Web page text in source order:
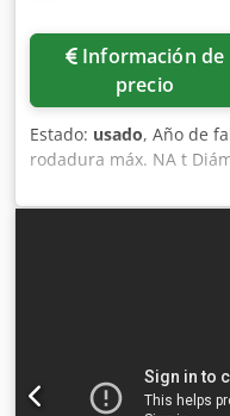
Información de
precio
Estado: usado, Año de
rodadura máx. NA t
de la pieza 500 mm
la máquina aprox. 10
m Carrera máx.
Gama de módulos de
aprox. 24 kW - 380 V -